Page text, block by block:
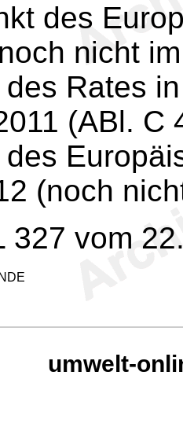
des
nicht
Rates
(ABl. C
(noch
327 vom
umwelt-